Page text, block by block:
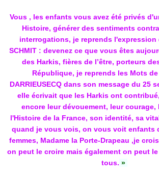
Vous , les enfants vous avez été privés
Histoire, générer des sentiments
interrogations, je reprends
SCHMIT : devenez ce que vous êtes
des Harkis, fières de l’être, porteurs
République, je reprends les Mots
DARRIEUSECQ dans son message du 25
elle écrivait que les Harkis ont
encore leur dévouement, leur courage,
l'Histoire de la France, son identité, sa
quand je vous vois, on vous voit enfants
femmes, Madame la Porte-Drapeau ,je
on peut le croire mais également on peut
tous. »